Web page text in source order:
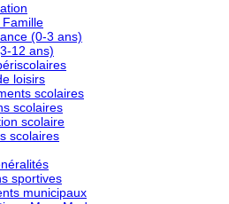
Famille
(0-3 ans)
12 ans)
loisirs
scolaires
scolaires
scolaire
scolaires
sportives
municipaux